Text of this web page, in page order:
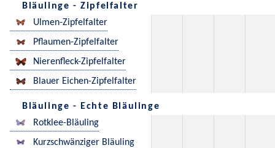
Bläulinge - Zipfelfalter
Ulmen-Zipfelfalter
Pflaumen-Zipfelfalter
Nierenfleck-Zipfelfalter
Blauer Eichen-Zipfelfalter
Bläulinge - Echte Bläulinge
Rotklee-Bläuling
Kurzschwänziger Bläuling